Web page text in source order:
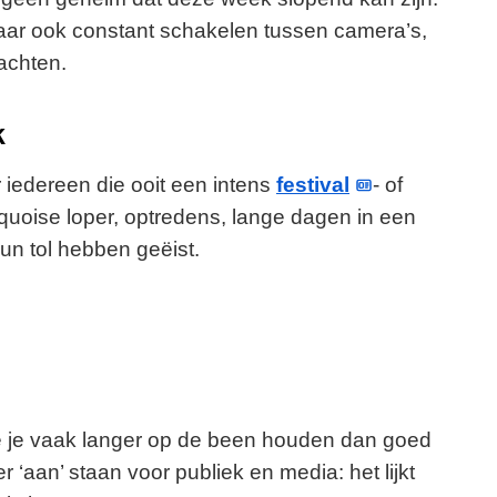
ook constant schakelen tussen camera’s,
die ooit een intens festival
- of
loper, optredens, lange dagen in een
tol hebben geëist.
vaak langer op de been houden dan goed
staan voor publiek en media: het lijkt